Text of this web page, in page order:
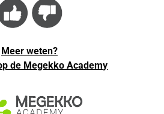
Meer weten?
de Megekko Academy